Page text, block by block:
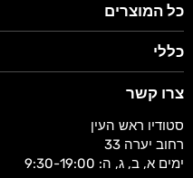
כל המוצרים
כללי
צרו קשר
סטודיו ראש העין
רחוב יערה 33
ימים א, ב, ג, ה: 9:30-19:00